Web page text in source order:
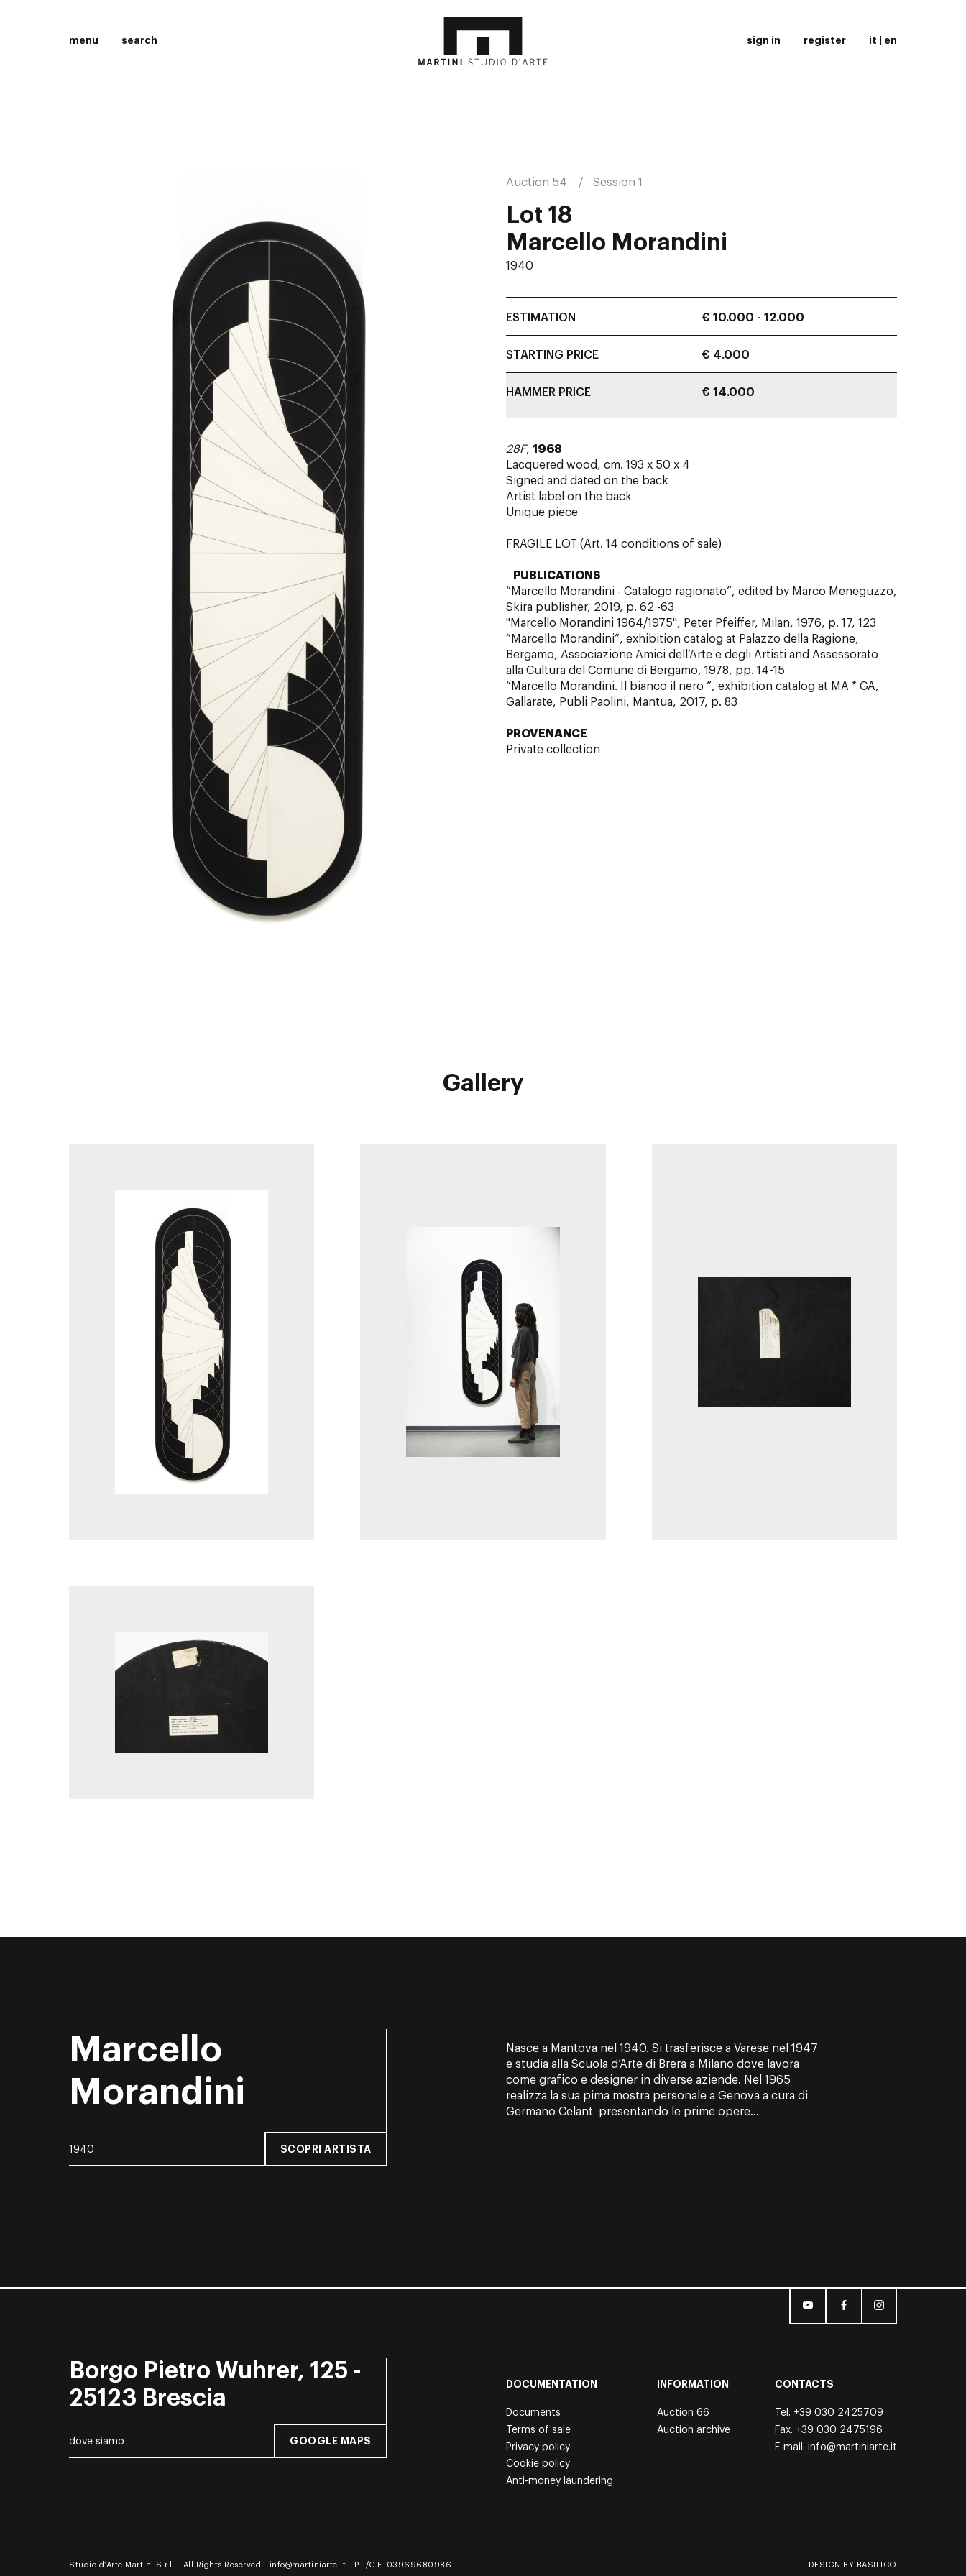
menu search sign in register it en
Auction 54 Session 1
Lot 18
Marcello Morandini
1940
ESTIMATION € 10.000 - 12.000
STARTING PRICE € 4.000
HAMMER PRICE € 14.000
28F, 1968
Lacquered wood, cm. 193 x 50 x 4
Signed and dated on the back
Artist label on the back
Unique piece
FRAGILE LOT (Art. 14 conditions of sale)
PUBLICATIONS
“Marcello Morandini - Catalogo ragionato”, edited by Marco Meneguzzo,
Skira publisher, 2019, p. 62 -63
"Marcello Morandini 1964/1975", Peter Pfeiffer, Milan, 1976, p. 17, 123
“Marcello Morandini”, exhibition catalog at Palazzo della Ragione,
Bergamo, Associazione Amici dell’Arte e degli Artisti and Assessorato
alla Cultura del Comune di Bergamo, 1978, pp. 14-15
“Marcello Morandini. Il bianco il nero ”, exhibition catalog at MA * GA,
Gallarate, Publi Paolini, Mantua, 2017, p. 83
PROVENANCE
Private collection
Gallery
Marcello
Morandini
1940 SCOPRI ARTISTA
Nasce a Mantova nel 1940. Si trasferisce a Varese nel 1947
e studia alla Scuola d’Arte di Brera a Milano dove lavora
come grafico e designer in diverse aziende. Nel 1965
realizza la sua pima mostra personale a Genova a cura di
Germano Celant presentando le prime opere...
Borgo Pietro Wuhrer, 125 -
25123 Brescia
dove siamo GOOGLE MAPS
DOCUMENTATION
Documents
Terms of sale
Privacy policy
Cookie policy
Anti-money laundering
INFORMATION
Auction 66
Auction archive
CONTACTS
Tel. +39 030 2425709
Fax. +39 030 2475196
E-mail. info@martiniarte.it
Studio d’Arte Martini S.r.l. - All Rights Reserved - info@martiniarte.it - P.I./C.F. 03969680986 DESIGN BY BASILICO